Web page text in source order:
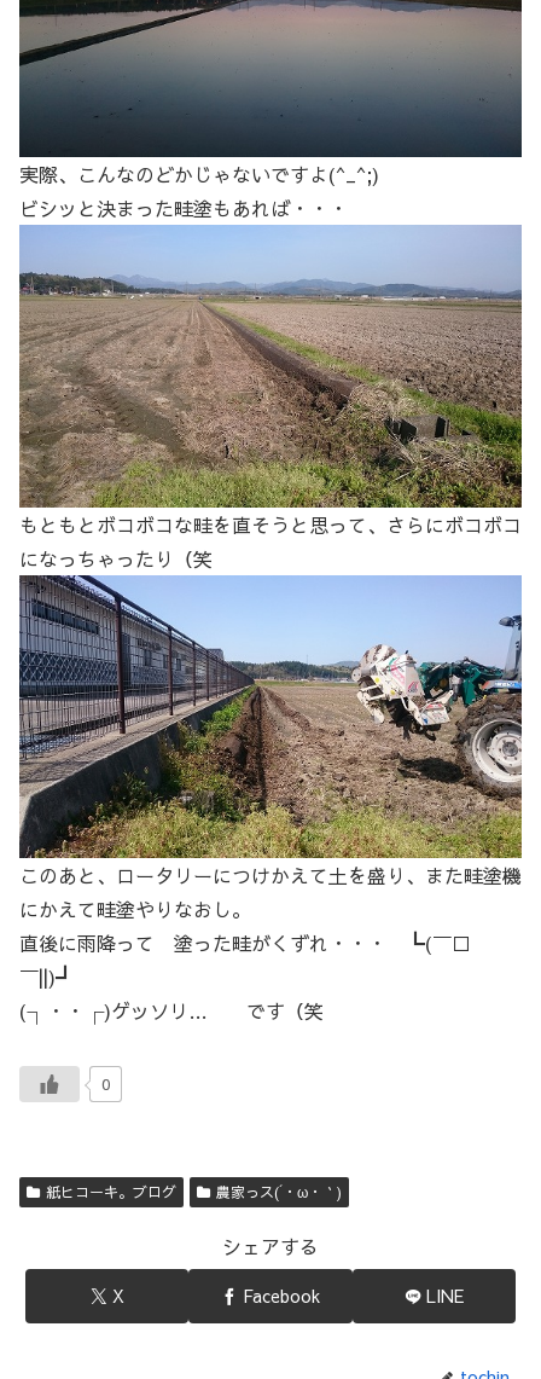
実際、こんなのどかじゃないですよ(^_^;)
ビシッと決まった畦塗もあれば・・・
もともとボコボコな畦を直そうと思って、さらにボコボコ
になっちゃったり（笑
このあと、ロータリーにつけかえて土を盛り、また畦塗機
にかえて畦塗やりなおし。
直後に雨降って 塗った畦がくずれ・・・ ┗(￣□
￣||)┛
(┐・・┌)ゲッソリ… です（笑
0
紙ヒコーキ。ブログ 農家っス(´・ω・｀)
シェアする
X Facebook LINE